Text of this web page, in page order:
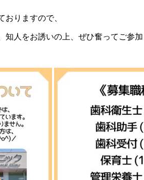
おりますので、
知人をお誘いの上、ぜひ奮ってご参